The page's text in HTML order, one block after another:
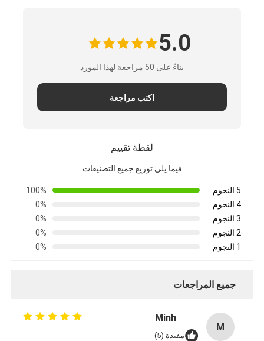
5.0
بناءً على 50 مراجعة لهذا المورد
اكتب مراجعة
لقطة تقييم
فيما يلي توزيع جميع التصنيفات
5 النجوم
100%
4 النجوم
0%
3 النجوم
0%
2 النجوم
0%
1 النجوم
0%
جميع المراجعات
M
Minh
مفيدة (5)